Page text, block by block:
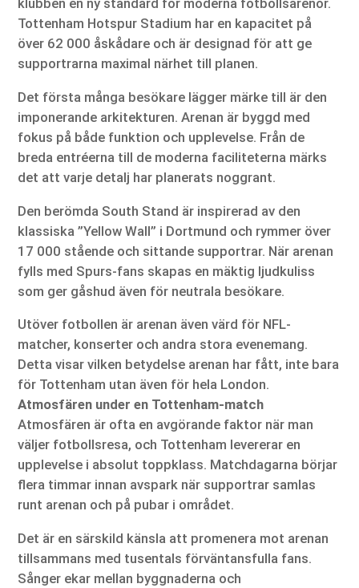
Tottenham Hotspur Stadium har en kapacitet på
över 62 000 åskådare och är designad för att ge
supportrarna maximal närhet till planen.
Det första många besökare lägger märke till är den
imponerande arkitekturen. Arenan är byggd med
fokus på både funktion och upplevelse. Från de
breda entréerna till de moderna faciliteterna märks
det att varje detalj har planerats noggrant.
Den berömda South Stand är inspirerad av den
klassiska ”Yellow Wall” i Dortmund och rymmer över
17 000 stående och sittande supportrar. När arenan
fylls med Spurs-fans skapas en mäktig ljudkuliss
som ger gåshud även för neutrala besökare.
Utöver fotbollen är arenan även värd för NFL-
matcher, konserter och andra stora evenemang.
Detta visar vilken betydelse arenan har fått, inte bara
för Tottenham utan även för hela London.
Atmosfären under en Tottenham-match
Atmosfären är ofta en avgörande faktor när man
väljer fotbollsresa, och Tottenham levererar en
upplevelse i absolut toppklass. Matchdagarna börjar
flera timmar innan avspark när supportrar samlas
runt arenan och på pubar i området.
Det är en särskild känsla att promenera mot arenan
tillsammans med tusentals förväntansfulla fans.
Sånger ekar mellan byggnaderna och